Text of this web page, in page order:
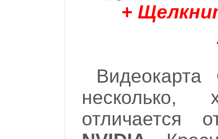
+
Видеокарта
несколько,
отличается